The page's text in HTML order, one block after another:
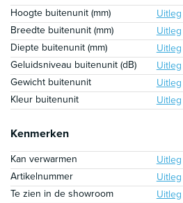
Hoogte buitenunit (mm) Uitleg
Breedte buitenunit (mm)
Uitleg
Diepte buitenunit (mm)
Uitleg
Geluidsniveau buitenunit (dB)
Uitleg
Gewicht buitenunit
Uitleg
Kleur buitenunit
Uitleg
Kenmerken
Kan verwarmen Uitleg
Artikelnummer
Uitleg
Te zien in de showroom
Uitleg